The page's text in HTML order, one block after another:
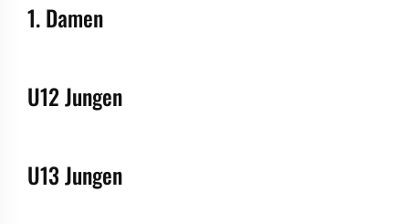
1. Damen
U12 Jungen
U13 Jungen